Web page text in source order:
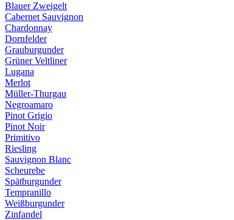
Blauer Zweigelt
Cabernet Sauvignon
Chardonnay
Dornfelder
Grauburgunder
Grüner Veltliner
Lugana
Merlot
Müller-Thurgau
Negroamaro
Pinot Grigio
Pinot Noir
Primitivo
Riesling
Sauvignon Blanc
Scheurebe
Spätburgunder
Tempranillo
Weißburgunder
Zinfandel